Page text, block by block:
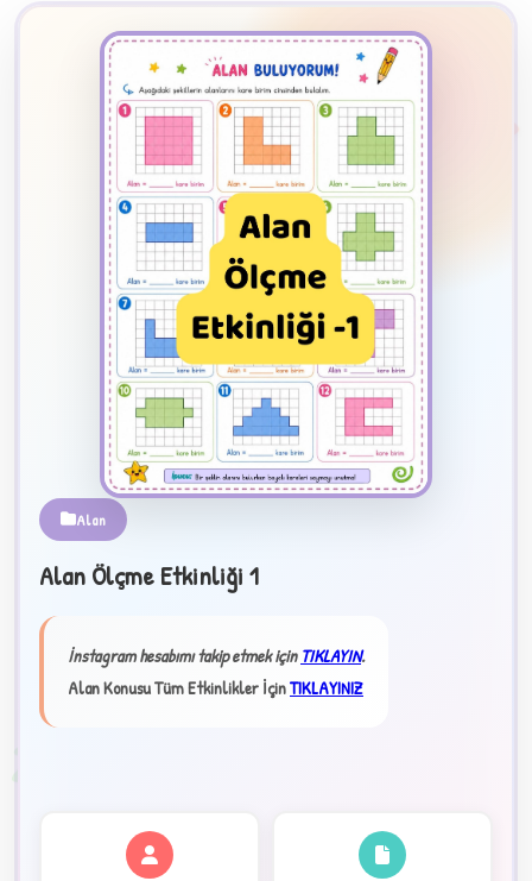
2
✦
Alan
Alan Ölçme Etkinliği 1
İnstagram hesabımı takip etmek içinTIKLAYIN.
Alan Konusu Tüm Etkinlikler İçinTIKLAYINIZ
★